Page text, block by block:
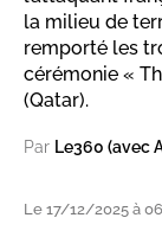
la milieu de
remporté les
cérémonie «
(Qatar).
Par Le360 (avec
Le 17/12/2025 à